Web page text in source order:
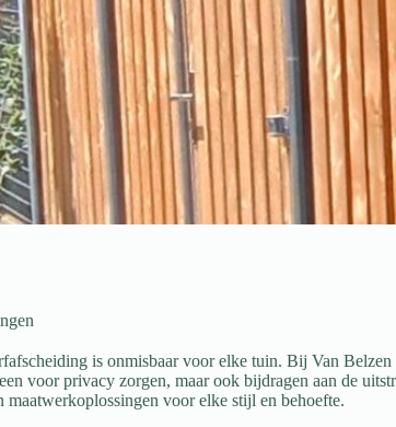
is onmisbaar voor elke tuin. Bij Van
voor privacy zorgen, maar ook bijdragen aan de
voor elke stijl en behoefte.